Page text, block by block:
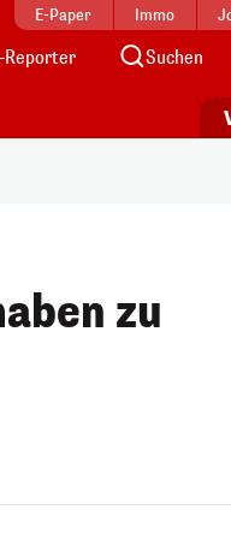
E-Paper Immo
Reporter Suchen
zu